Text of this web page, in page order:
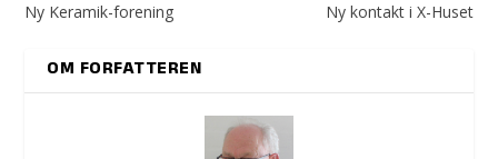
Ny Keramik-forening Ny kontakt i X-Huset
OM FORFATTEREN